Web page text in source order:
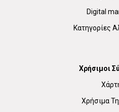
Digital
Κατηγορίες
Χρήσιμοι
Χρήσιμα